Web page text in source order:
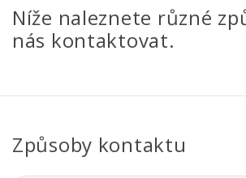
Níže naleznete různé
nás kontaktovat.
Způsoby kontaktu